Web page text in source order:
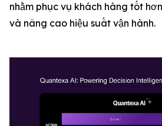
nhằm phục vụ khách hàng tốt
và nâng cao hiệu suất vận hành.